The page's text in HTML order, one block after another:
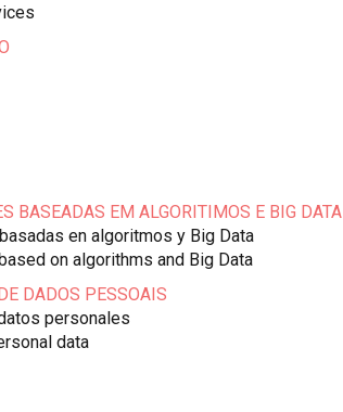
BASEADAS EM ALGORITIMOS E BIG DATA
en algoritmos y Big Data
on algorithms and Big Data
DADOS PESSOAIS
personales
data